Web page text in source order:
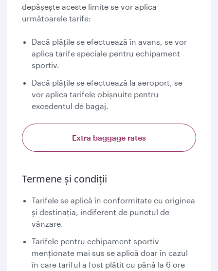
depășește aceste limite se vor aplica
următoarele tarife:
Dacă plățile se efectuează în avans, se vor
aplica tarife speciale pentru echipament
sportiv.
Dacă plățile se efectuează la aeroport, se
vor aplica tarifele obișnuite pentru
excedentul de bagaj.
Extra baggage rates
Termene și condiții
Tarifele se aplică în conformitate cu originea
și destinația, indiferent de punctul de
vânzare.
Tarifele pentru echipament sportiv
menționate mai sus se aplică doar în cazul
în care tariful a fost plătit cu până la 6 ore